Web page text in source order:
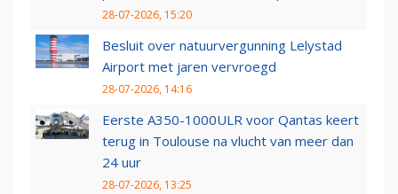
28-07-2026, 15:20
Besluit over natuurvergunning Lelystad
Airport met jaren vervroegd
28-07-2026, 14:16
Eerste A350-1000ULR voor Qantas keert
terug in Toulouse na vlucht van meer dan
24 uur
28-07-2026, 13:25